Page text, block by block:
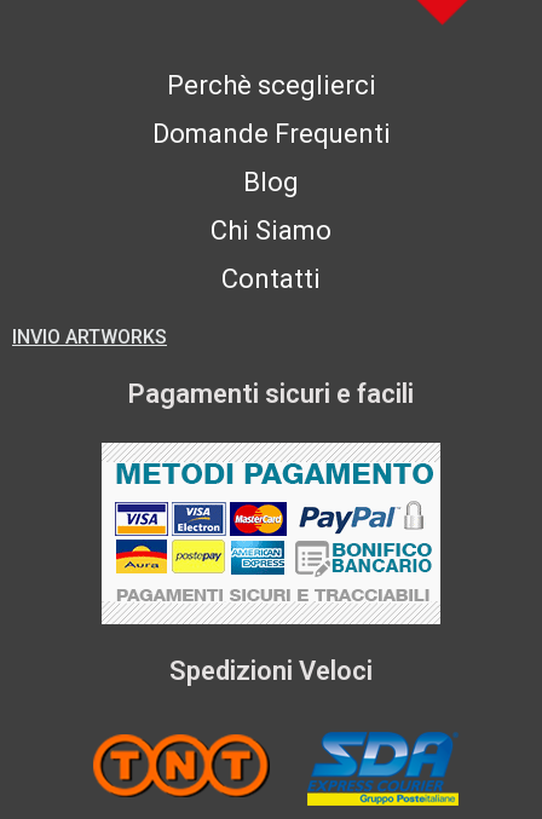
Perchè sceglierci
Domande Frequenti
Blog
Chi Siamo
Contatti
INVIO ARTWORKS
Pagamenti sicuri e facili
Spedizioni Veloci